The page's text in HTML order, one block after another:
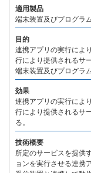
適用製品
端末装置及びプログラ
目的
連携アプリの実行によ
行により提供されるサ
端末装置及びプログラ
効果
連携アプリの実行によ
行により提供されるサ
る。
技術概要
所定のサービスを提供
ョンを実行させる連携